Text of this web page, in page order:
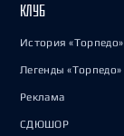
КЛУБ
История «Торпедо»
Легенды «Торпедо»
Реклама
СДЮШОР